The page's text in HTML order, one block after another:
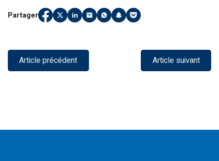
Partager
Partager
(Link opens in new window)
Partager
(Link opens in new window)
Partager
(Link opens in new window)
Partager
mail
(Link opens in new window)
Partager
(Link opens in new window)
Partager
(Link opens in new window)
Partager
(Link opens in new
Article précédent Article suivant